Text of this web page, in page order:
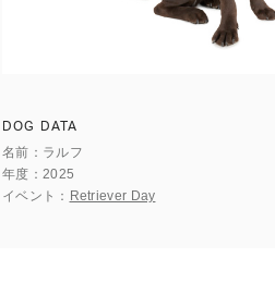
DOG DATA
名前
ラルフ
年度
2025
イベント
Retriever Day